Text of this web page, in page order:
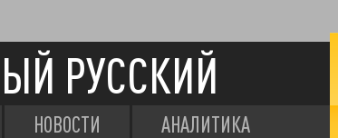
РУССКИЙ
НОВОСТИ АНАЛИТИКА